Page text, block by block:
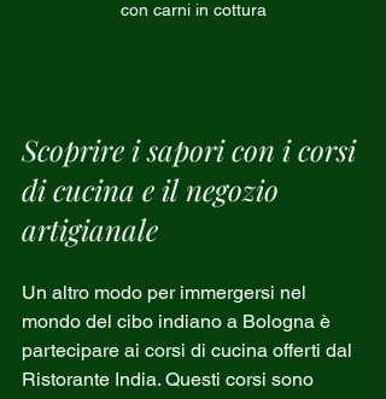
con carni in cottura
Scoprire i sapori con i corsi
di cucina e il negozio
artigianale
Un altro modo per immergersi nel
mondo del cibo indiano a Bologna è
partecipare ai corsi di cucina offerti dal
Ristorante India. Questi corsi sono